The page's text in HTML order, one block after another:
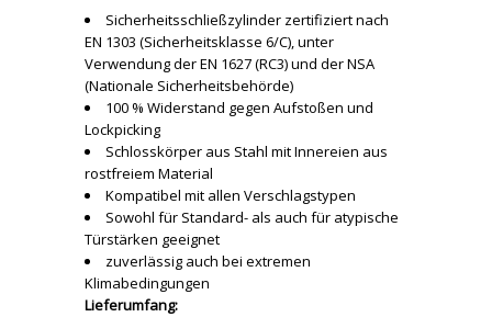
Sicherheitsschließzylinder zertifiziert nach
EN 1303 (Sicherheitsklasse 6/C), unter
Verwendung der EN 1627 (RC3) und der NSA
(Nationale Sicherheitsbehörde)
100 % Widerstand gegen Aufstoßen und
Lockpicking
Schlosskörper aus Stahl mit Innereien aus
rostfreiem Material
Kompatibel mit allen Verschlagstypen
Sowohl für Standard- als auch für atypische
Türstärken geeignet
zuverlässig auch bei extremen
Klimabedingungen
Lieferumfang: